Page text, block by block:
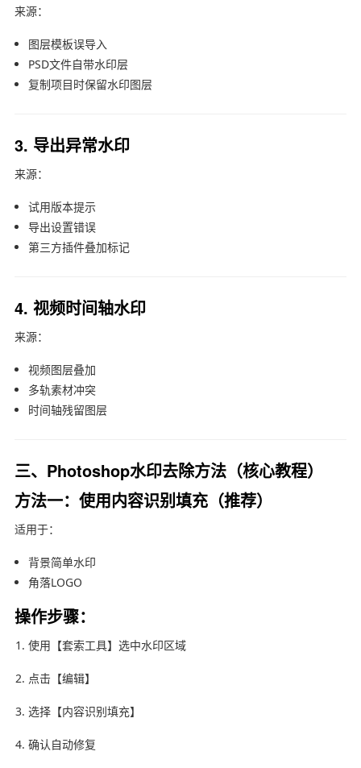
来源：
图层模板误导入
PSD文件自带水印层
复制项目时保留水印图层
3. 导出异常水印
来源：
试用版本提示
导出设置错误
第三方插件叠加标记
4. 视频时间轴水印
来源：
视频图层叠加
多轨素材冲突
时间轴残留图层
三、Photoshop水印去除方法（核心教程）
方法一：使用内容识别填充（推荐）
适用于：
背景简单水印
角落LOGO
操作步骤：
使用【套索工具】选中水印区域
点击【编辑】
选择【内容识别填充】
确认自动修复